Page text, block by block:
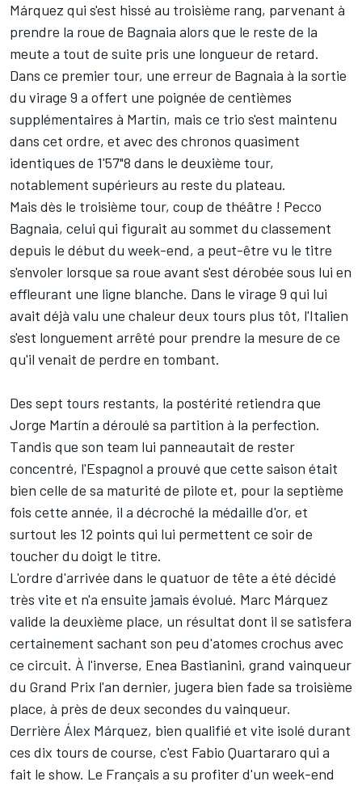
Márquez qui s'est hissé au troisième rang, parvenant à
prendre la roue de Bagnaia alors que le reste de la
meute a tout de suite pris une longueur de retard.
Dans ce premier tour, une erreur de Bagnaia à la sortie
du virage 9 a offert une poignée de centièmes
supplémentaires à Martín, mais ce trio s'est maintenu
dans cet ordre, et avec des chronos quasiment
identiques de 1'57"8 dans le deuxième tour,
notablement supérieurs au reste du plateau.
Mais dès le troisième tour, coup de théâtre ! Pecco
Bagnaia, celui qui figurait au sommet du classement
depuis le début du week-end, a peut-être vu le titre
s'envoler lorsque sa roue avant s'est dérobée sous lui en
effleurant une ligne blanche. Dans le virage 9 qui lui
avait déjà valu une chaleur deux tours plus tôt, l'Italien
s'est longuement arrêté pour prendre la mesure de ce
qu'il venait de perdre en tombant.
Des sept tours restants, la postérité retiendra que
Jorge Martín a déroulé sa partition à la perfection.
Tandis que son team lui panneautait de rester
concentré, l'Espagnol a prouvé que cette saison était
bien celle de sa maturité de pilote et, pour la septième
fois cette année, il a décroché la médaille d'or, et
surtout les 12 points qui lui permettent ce soir de
toucher du doigt le titre.
L'ordre d'arrivée dans le quatuor de tête a été décidé
très vite et n'a ensuite jamais évolué. Marc Márquez
valide la deuxième place, un résultat dont il se satisfera
certainement sachant son peu d'atomes crochus avec
ce circuit. À l'inverse, Enea Bastianini, grand vainqueur
du Grand Prix l'an dernier, jugera bien fade sa troisième
place, à près de deux secondes du vainqueur.
Derrière Álex Márquez, bien qualifié et vite isolé durant
ces dix tours de course, c'est Fabio Quartararo qui a
fait le show. Le Français a su profiter d'un week-end